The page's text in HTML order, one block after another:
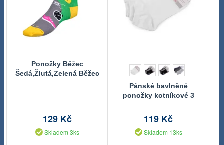
Ponožky Běžec
Šedá,Žlutá,Zelená Běžec
129 Kč
Skladem 3ks
Pánské bavlněné
ponožky kotníkové 3
119 Kč
Skladem 13ks